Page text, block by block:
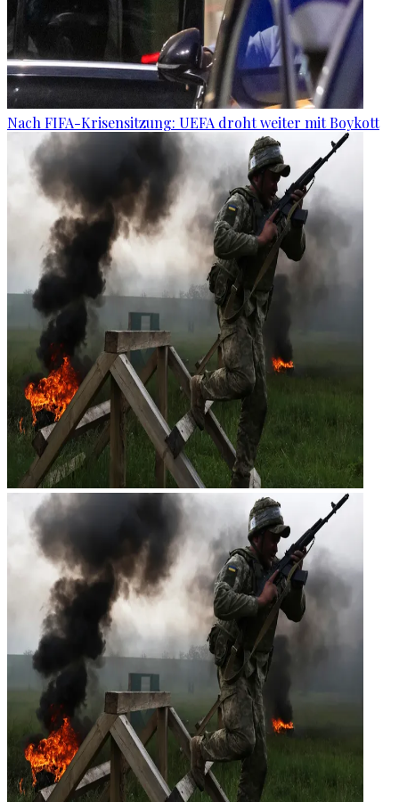
Nach FIFA-Krisensitzung: UEFA droht weiter mit Boykott